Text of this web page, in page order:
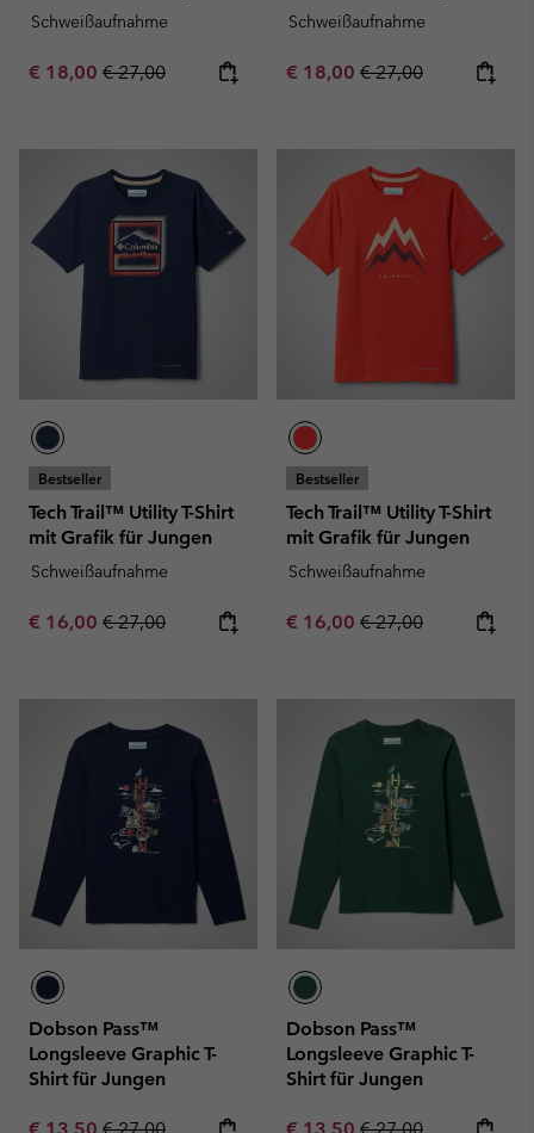
Schweißaufnahme
Sale price:
€ 18,00 Regular price:
€ 27,00
Schweißaufnahme
Sale price:
€ 18,00 Regular price:
€ 27,00
Bestseller
Tech Trail™ Utility T-Shirt
mit Grafik für Jungen
Schweißaufnahme
Sale price:
€ 16,00 Regular price:
€ 27,00
Bestseller
Tech Trail™ Utility T-Shirt
mit Grafik für Jungen
Schweißaufnahme
Sale price:
€ 16,00 Regular price:
€ 27,00
Dobson Pass™
Longsleeve Graphic T-
Shirt für Jungen
Sale price:Regular price:
Dobson Pass™
Longsleeve Graphic T-
Shirt für Jungen
Sale price:Regular price: